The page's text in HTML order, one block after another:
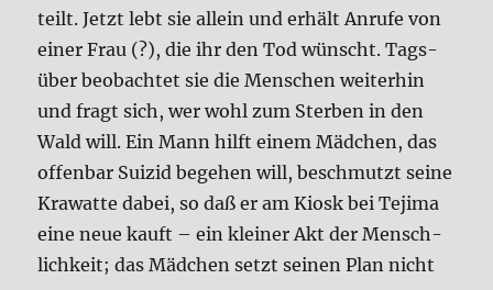
teilt. Jetzt lebt sie allein und erhält Anru­fe von
einer Frau (?), die ihr den Tod wünscht. Tags­
über beob­ach­tet sie die Men­schen wei­ter­hin
und fragt sich, wer wohl zum Ster­ben in den
Wald will. Ein Mann hilft einem Mäd­chen, das
offen­bar Sui­zid bege­hen will, beschmutzt sei­ne
Kra­wat­te dabei, so daß er am Kiosk bei Teji­ma
eine neue kauft – ein klei­ner Akt der Mensch­
lich­keit; das Mäd­chen setzt sei­nen Plan nicht